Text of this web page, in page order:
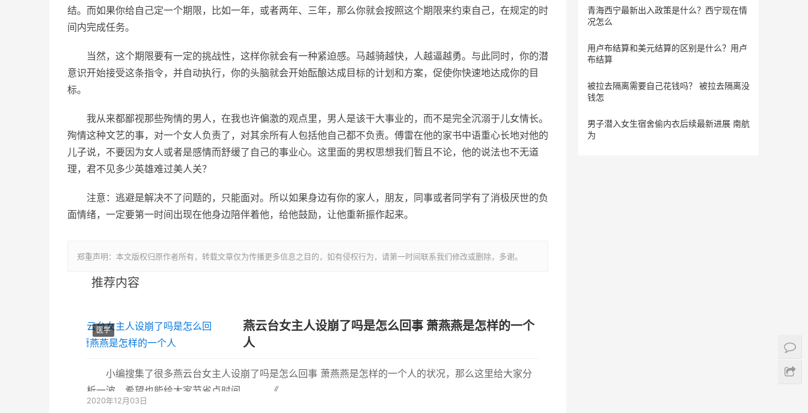
结。而如果你给自己定一个期限，比如一年，或者两年、三年，那么你就会按照这个期限来约束自己，在规定的时
间内完成任务。
当然，这个期限要有一定的挑战性，这样你就会有一种紧迫感。马越骑越快，人越逼越勇。与此同时，你的潜
意识开始接受这条指令，并自动执行，你的头脑就会开始酝酿达成目标的计划和方案，促使你快速地达成你的目
标。
我从来都鄙视那些殉情的男人，在我也许偏激的观点里，男人是该干大事业的，而不是完全沉溺于儿女情长。
殉情这种文艺的事，对一个女人负责了，对其余所有人包括他自己都不负责。傅雷在他的家书中语重心长地对他的
儿子说，不要因为女人或者是感情而舒缓了自己的事业心。这里面的男权思想我们暂且不论，他的说法也不无道
理，君不见多少英雄难过美人关？
注意：逃避是解决不了问题的，只能面对。所以如果身边有你的家人，朋友，同事或者同学有了消极厌世的负
面情绪，一定要第一时间出现在他身边陪伴着他，给他鼓励，让他重新振作起来。
郑重声明：本文版权归原作者所有，转载文章仅为传播更多信息之目的，如有侵权行为，请第一时间联系我们修改或删除，多谢。
推荐内容
医学
燕云台女主人设崩了吗是怎么回事 萧燕燕是怎样的一个
人
小编搜集了很多燕云台女主人设崩了吗是怎么回事 萧燕燕是怎样的一个人的状况，那么这里给大家分
析一波，希望也能给大家节省点时间。 《
2020年12月03日
青海西宁最新出入政策是什么？西宁现在情
况怎么
用卢布结算和美元结算的区别是什么？用卢
布结算
被拉去隔离需要自己花钱吗？ 被拉去隔离没
钱怎
男子潜入女生宿舍偷内衣后续最新进展 南航
为